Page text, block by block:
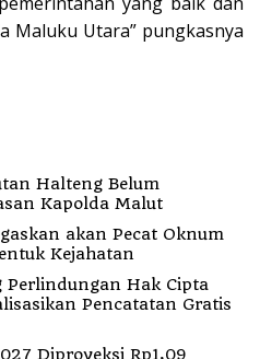
Maluku Utara” pungkasnya
Halteng Belum
Kapolda Malut
Pecat Oknum
Kejahatan
Hak Cipta
Pencatatan Gratis
Diproyeksi Rp1,09